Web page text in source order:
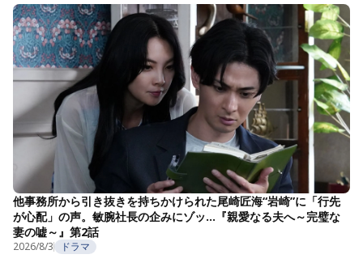
他事務所から引き抜きを持ちかけられた尾崎匠海“岩崎”に「行先
が心配」の声。敏腕社長の企みにゾッ…『親愛なる夫へ～完璧な
妻の嘘～』第2話
2026/8/3 ドラマ